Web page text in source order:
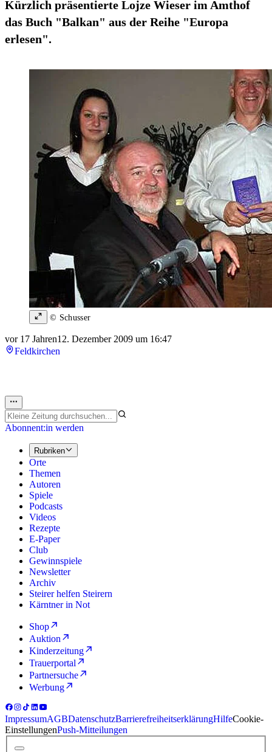
Kürzlich präsentierte Lojze Wieser im Amthof
das Buch "Balkan" aus der Reihe "Europa
erlesen".
© Schusser
vor 17 Jahren12. Dezember 2009 um 16:47
Feldkirchen
Abonnent:in werden
Rubriken
Orte
Themen
Autoren
Spiele
Podcasts
Videos
Rezepte
E-Paper
Club
Gewinnspiele
Newsletter
Archiv
Steirer helfen Steirern
Kärntner in Not
Shop
Auktion
Kinderzeitung
Trauerportal
Partnersuche
Werbung
ImpressumAGBDatenschutzBarrierefreiheitserklärungHilfeCookie-
EinstellungenPush-Mitteilungen